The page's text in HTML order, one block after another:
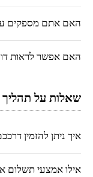
האם אתם מספקים
האם אפשר לראות
שאלות על
איך ניתן להזמין
אילו אמצעי תשלום